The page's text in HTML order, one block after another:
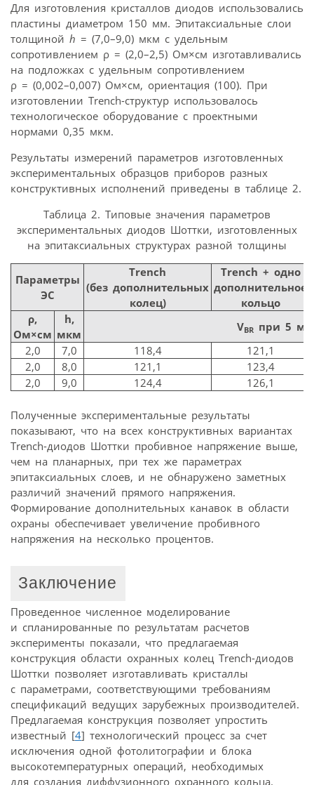
Для изготовления кристаллов диодов использовались
пластины диаметром 150 мм. Эпитаксиальные слои
толщиной h = (7,0–9,0) мкм с удельным
сопротивлением ρ = (2,0–2,5) Ом×см изготавливались
на подложках с удельным сопротивлением
ρ = (0,002–0,007) Ом×см, ориентация (100). При
изготовлении Trench-структур использовалось
технологическое оборудование с проектными
нормами 0,35 мкм.
Результаты измерений параметров изготовленных
экспериментальных образцов приборов разных
конструктивных исполнений приведены в таблице 2.
Таблица 2. Типовые значения параметров
экспериментальных диодов Шоттки, изготовленных
на эпитаксиальных структурах разной толщины
Параметры
ЭС
Trench
(без дополнительных
колец)
Trench + одно
дополнительное
кольцо
ρ,
Ом×см
h,
мкм
VBR при 5
2,0
7,0 118,4
121,1
2,0
8,0 121,1
123,4
2,0
9,0 124,4 126,1
Полученные экспериментальные результаты
показывают, что на всех конструктивных вариантах
Trench-диодов Шоттки пробивное напряжение выше,
чем на планарных, при тех же параметрах
эпитаксиальных слоев, и не обнаружено заметных
различий значений прямого напряжения.
Формирование дополнительных канавок в области
охраны обеспечивает увеличение пробивного
напряжения на несколько процентов.
Заключение
Проведенное численное моделирование
и спланированные по результатам расчетов
эксперименты показали, что предлагаемая
конструкция области охранных колец Trench-диодов
Шоттки позволяет изготавливать кристаллы
с параметрами, соответствующими требованиям
спецификаций ведущих зарубежных производителей.
Предлагаемая конструкция позволяет упростить
известный [4] технологический процесс за счет
исключения одной фотолитографии и блока
высокотемпературных операций, необходимых
для создания диффузионного охранного кольца.